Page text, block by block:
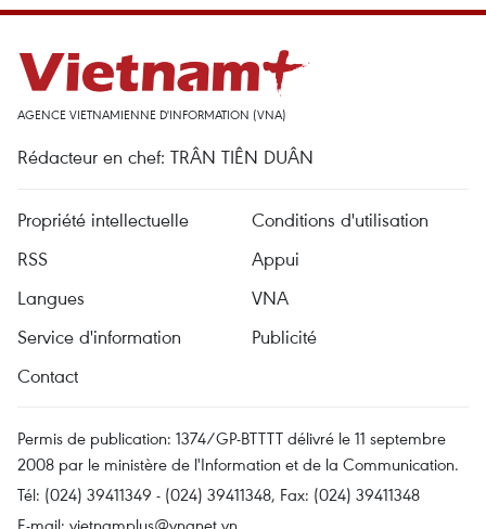
AGENCE VIETNAMIENNE D'INFORMATION (VNA)
Rédacteur en chef: TRÂN TIÊN DUÂN
Propriété intellectuelle
Conditions d'utilisation
RSS
Appui
Langues
VNA
Service d'information
Publicité
Contact
Permis de publication: 1374/GP-BTTTT délivré le 11 septembre
2008 par le ministère de l'Information et de la Communication.
Tél: (024) 39411349 - (024) 39411348, Fax: (024) 39411348